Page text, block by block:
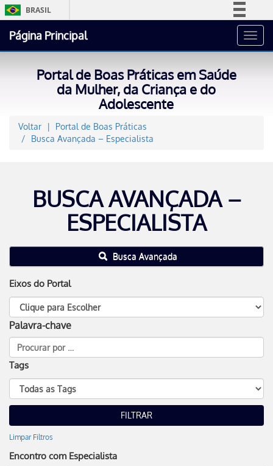
BRASIL
Acesso à informação
Página Principal
Portal de Boas Práticas em Saúde
da Mulher, da Criança e do
Adolescente
Voltar
Portal de Boas Práticas
Busca Avançada – Especialista
BUSCA AVANÇADA –
ESPECIALISTA
Busca Avançada
Eixos do Portal
Palavra-chave
Tags
Limpar Filtros
Encontro com Especialista